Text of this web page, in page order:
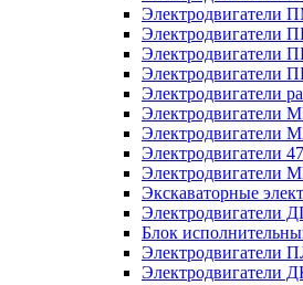
Электродвигатели
Электродвигатели
Электродвигатели
Электродвигатели
Электродвигатели
Электродвигатели
Электродвигатели
Электродвигатели
Электродвигатели
Экскаваторные
Электродвигатели
Блок
Электродвигатели
Электродвигатели